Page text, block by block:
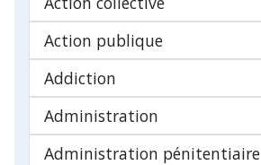
Action publique
Addiction
Administration
Administration pénitentiaire